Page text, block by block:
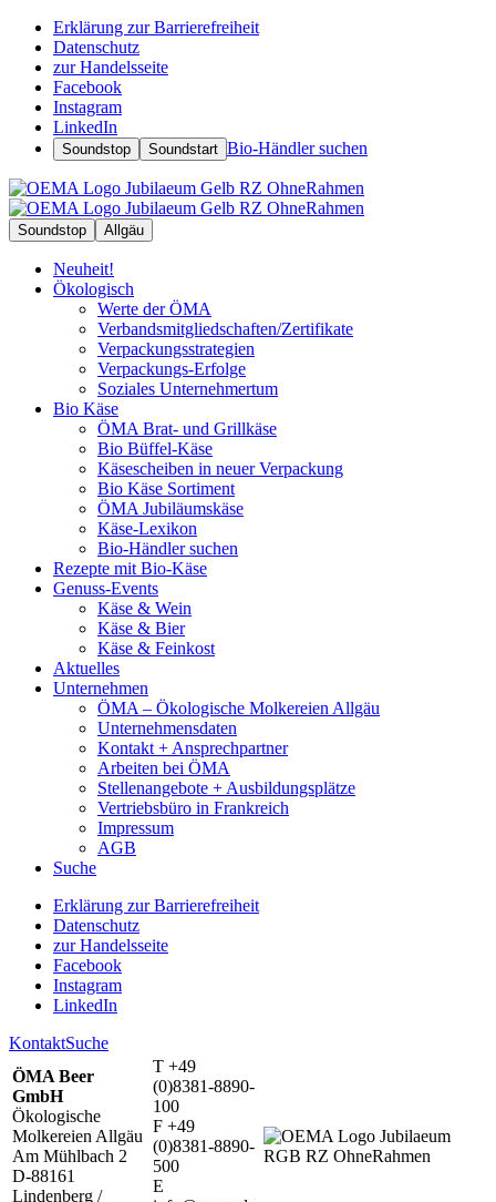
Erklärung zur Barrierefreiheit
Datenschutz
zur Handelsseite
Facebook
Instagram
LinkedIn
Soundstop Soundstart Bio-Händler suchen
Soundstop Allgäu
Neuheit!
Ökologisch
Werte der ÖMA
Verbandsmitgliedschaften/Zertifikate
Verpackungsstrategien
Verpackungs-Erfolge
Soziales Unternehmertum
Bio Käse
ÖMA Brat- und Grillkäse
Bio Büffel-Käse
Käsescheiben in neuer Verpackung
Bio Käse Sortiment
ÖMA Jubiläumskäse
Käse-Lexikon
Bio-Händler suchen
Rezepte mit Bio-Käse
Genuss-Events
Käse & Wein
Käse & Bier
Käse & Feinkost
Aktuelles
Unternehmen
ÖMA – Ökologische Molkereien Allgäu
Unternehmensdaten
Kontakt + Ansprechpartner
Arbeiten bei ÖMA
Stellenangebote + Ausbildungsplätze
Vertriebsbüro in Frankreich
Impressum
AGB
Suche
Erklärung zur Barrierefreiheit
Datenschutz
zur Handelsseite
Facebook
Instagram
LinkedIn
KontaktSuche
ÖMA Beer
GmbH
Ökologische
Molkereien Allgäu
Am Mühlbach 2
D-88161
Lindenberg /
T +49
(0)8381-8890-
100
F +49
(0)8381-8890-
500
E